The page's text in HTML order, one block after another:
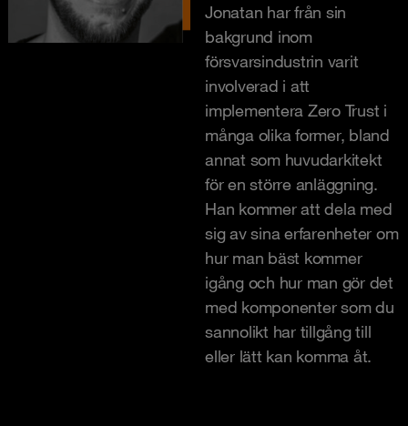
Jonatan har från sin
bakgrund inom
försvarsindustrin varit
involverad i att
implementera Zero Trust i
många olika former, bland
annat som huvudarkitekt
för en större anläggning.
Han kommer att dela med
sig av sina erfarenheter om
hur man bäst kommer
igång och hur man gör det
med komponenter som du
sannolikt har tillgång till
eller lätt kan komma åt.